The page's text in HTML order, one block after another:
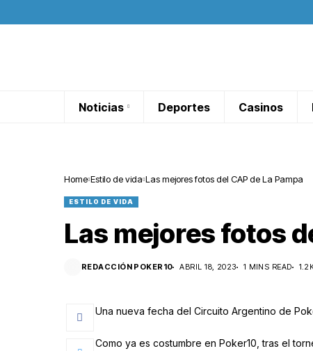
Noticias Deportes Casinos
Home Estilo de vida Las mejores fotos del CAP de La Pampa
ESTILO DE VIDA
Las mejores fotos
REDACCIÓN POKER10 ABRIL 18, 2023 1 MINS READ
Una nueva fecha del Circuito Argentino de
Como ya es costumbre en Poker10, tras el